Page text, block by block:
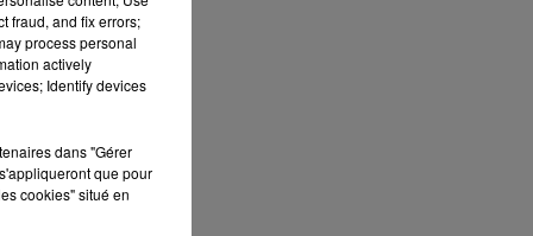
fraud, and fix errors;
process personal
actively
Identify devices
dans "Gérer
que pour
cookies" situé en